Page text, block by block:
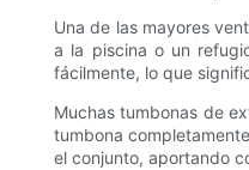
Una de las mayores
a la piscina o un
fácilmente, lo que
Muchas tumbonas de
tumbona
el conjunto, aportando